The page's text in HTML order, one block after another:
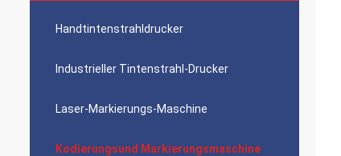
Handtintenstrahldrucker
Industrieller Tintenstrahl-Drucker
Laser-Markierungs-Maschine
Kodierungsund Markierungsmaschine